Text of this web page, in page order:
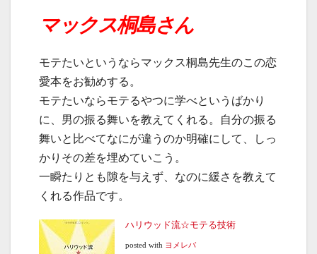
マックス桐島さん
モテたいというならマックス桐島先生のこの恋
愛本をお勧めする。
モテたいならモテるやつに学べというばかり
に、男の振る舞いを教えてくれる。自分の振る
舞いと比べてなにが違うのか明確にして、しっ
かりその差を埋めていこう。
一瞬たりとも隙を与えず、なのに緩さを教えて
くれる作品です。
ハリウッド流☆モテる技術
posted with ヨメレバ